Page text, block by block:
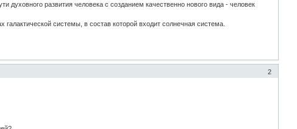
развития человека с созданием качественно нового вида - человек
системы, в состав которой входит солнечная система.
2